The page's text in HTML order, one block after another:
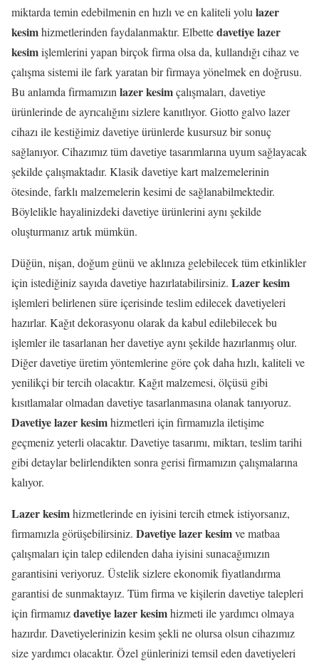
miktarda temin edebilmenin en hızlı ve en kaliteli yolu lazer
kesimhizmetlerinden faydalanmaktır. Elbettedavetiye lazer
kesimişlemlerini yapan birçok firma olsa da, kullandığı cihaz ve
çalışma sistemi ile fark yaratan bir firmaya yönelmek en doğrusu.
Bu anlamda firmamızın lazer kesimçalışmaları, davetiye
ürünlerinde de ayrıcalığını sizlere kanıtlıyor. Giotto galvo lazer
cihazı ile kestiğimiz davetiye ürünlerde kusursuz bir sonuç
sağlanıyor. Cihazımız tüm davetiye tasarımlarına uyum sağlayacak
şekilde çalışmaktadır. Klasik davetiye kart malzemelerinin
ötesinde, farklı malzemelerin kesimi de sağlanabilmektedir.
Böylelikle hayalinizdeki davetiye ürünlerini aynı şekilde
oluşturmanız artık mümkün.
Düğün, nişan, doğum günü ve aklınıza gelebilecek tüm etkinlikler
için istediğiniz sayıda davetiye hazırlatabilirsiniz. Lazer kesim
işlemleri belirlenen süre içerisinde teslim edilecek davetiyeleri
hazırlar. Kağıt dekorasyonu olarak da kabul edilebilecek bu
işlemler ile tasarlanan her davetiye aynı şekilde hazırlanmış olur.
Diğer davetiye üretim yöntemlerine göre çok daha hızlı, kaliteli ve
yenilikçi bir tercih olacaktır. Kağıt malzemesi, ölçüsü gibi
kısıtlamalar olmadan davetiye tasarlanmasına olanak tanıyoruz.
Davetiye lazer kesimhizmetleri için firmamızla iletişime
geçmeniz yeterli olacaktır. Davetiye tasarımı, miktarı, teslim tarihi
gibi detaylar belirlendikten sonra gerisi firmamızın çalışmalarına
kalıyor.
Lazer kesimhizmetlerinde en iyisini tercih etmek istiyorsanız,
firmamızla görüşebilirsiniz. Davetiye lazer kesimve matbaa
çalışmaları için talep edilenden daha iyisini sunacağımızın
garantisini veriyoruz. Üstelik sizlere ekonomik fiyatlandırma
garantisi de sunmaktayız. Tüm firma ve kişilerin davetiye talepleri
için firmamızdavetiye lazer kesimhizmeti ile yardımcı olmaya
hazırdır. Davetiyelerinizin kesim şekli ne olursa olsun cihazımız
size yardımcı olacaktır. Özel günlerinizi temsil eden davetiyeleri